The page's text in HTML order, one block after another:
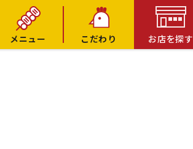
メニュー こだわり お店を探す